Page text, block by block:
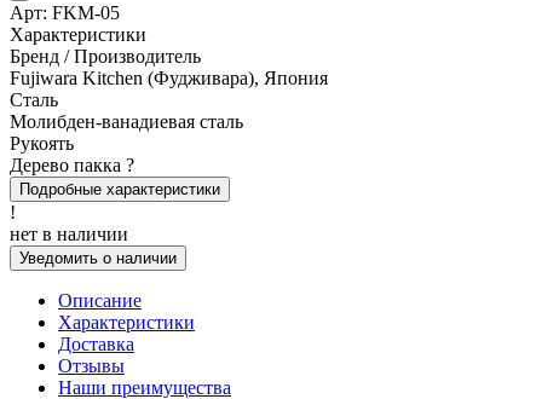
Арт: FKM-05
Характеристики
Бренд / Производитель
Fujiwara Kitchen (Фудживара), Япония
Сталь
Молибден-ванадиевая сталь
Рукоять
Дерево пакка ?
Подробные характеристики
!
нет в наличии
Уведомить о наличии
Описание
Характеристики
Доставка
Отзывы
Наши преимущества